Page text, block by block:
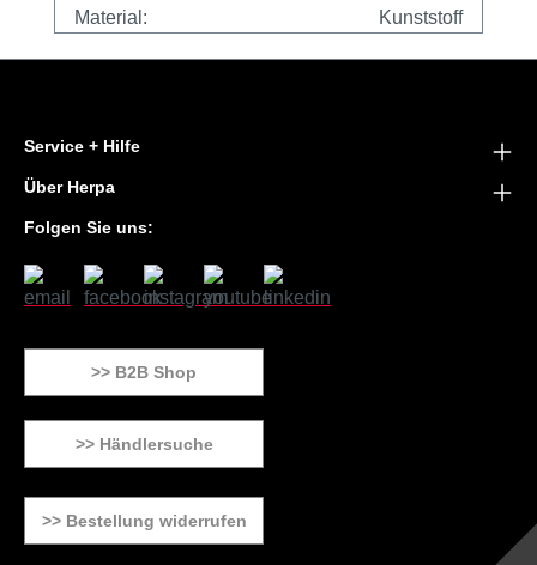
Material:
Kunststoff
Service + Hilfe
Über Herpa
Folgen Sie uns:
>> B2B Shop
>> Händlersuche
>> Bestellung widerrufen